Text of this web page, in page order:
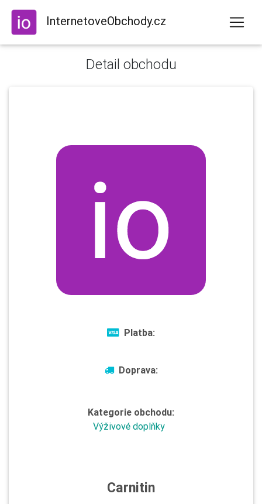
InternetoveObchody.cz
Detail obchodu
Platba:
Doprava:
Kategorie obchodu:
Výživové doplňky
Carnitin